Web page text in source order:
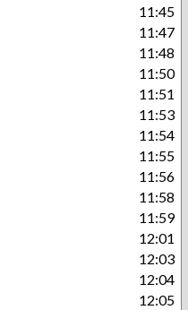
11:45
11:47
11:48
11:50
11:51
11:53
11:54
11:55
11:56
11:58
11:59
12:01
12:03
12:04
12:05